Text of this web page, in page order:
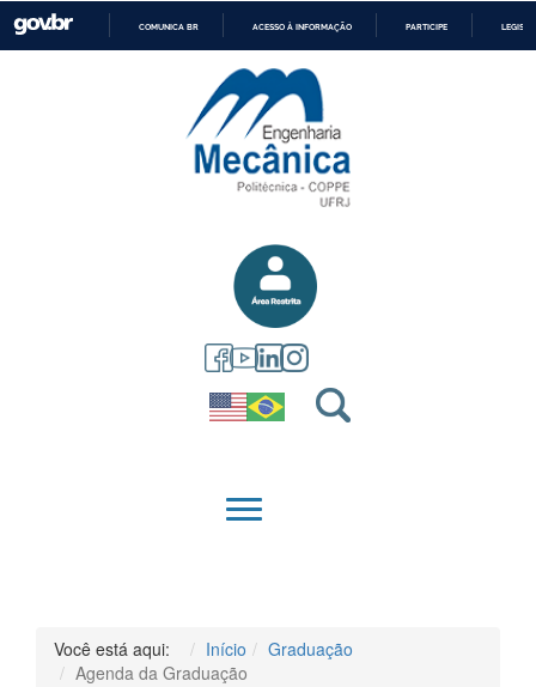
PARA
CONTEÚDO
COMUNICA BR ACESSO À INFORMAÇÃO PARTICIPE
QUEM SOMOS
Você está aqui: Início
Graduação
Agenda da Graduação